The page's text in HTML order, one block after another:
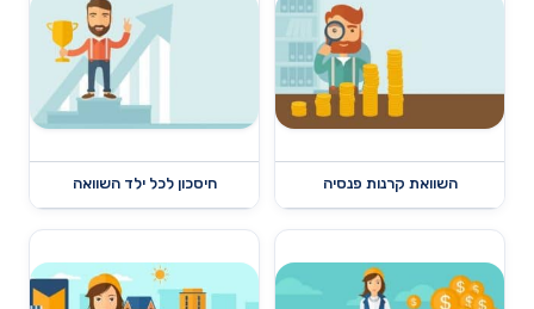
השוואת קרנות פנסיה חיסכון לכל ילד השוואה